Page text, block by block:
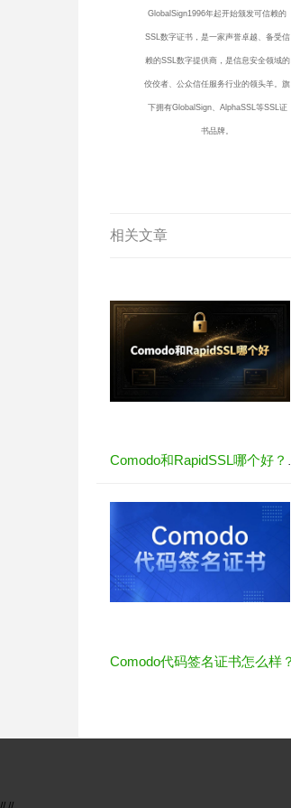
GlobalSign1996年起开始颁发可信赖的
SSL数字证书，是一家声誉卓越、备受信
赖的SSL数字提供商，是信息安全领域的
佼佼者、公众信任服务行业的领头羊。旗
下拥有GlobalSign、AlphaSSL等SSL证
书品牌。
相关文章